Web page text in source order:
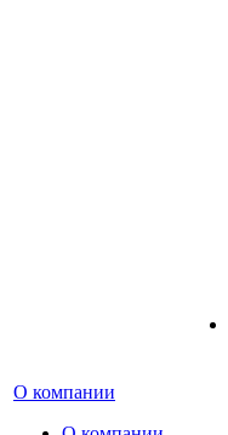
О компании